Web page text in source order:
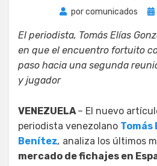
porcomunicados
El periodista, Tomás Elías
en que el encuentro fortuito
paso hacia una segunda
y jugador
VENEZUELA – El nuevo
periodista venezolano Tomás
Benítez, analiza los últimos
mercado de fichajes en